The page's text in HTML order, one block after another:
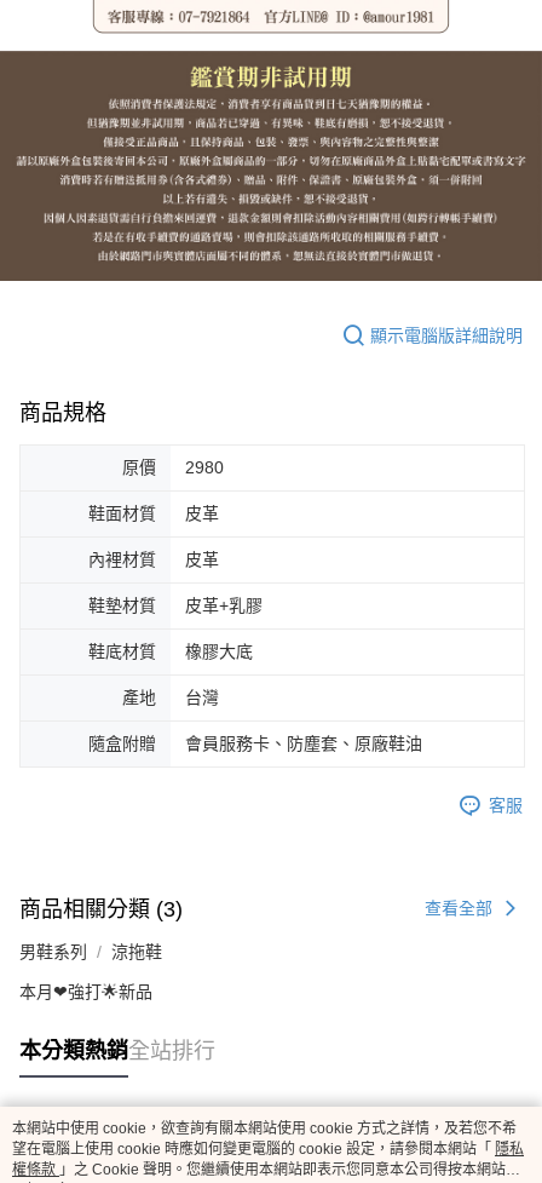
顯示電腦版詳細說明
商品規格
原價 2980
鞋面材質 皮革
內裡材質 皮革
鞋墊材質 皮革+乳膠
鞋底材質 橡膠大底
產地 台灣
隨盒附贈 會員服務卡、防塵套、原廠鞋油
客服
商品相關分類 (3) 查看全部
男鞋系列 涼拖鞋
本月❤強打🌟新品
本分類熱銷全站排行
熱門標籤
本網站中使用 cookie，欲查詢有關本網站使用 cookie 方式之詳情，及若您不希
望在電腦上使用 cookie 時應如何變更電腦的 cookie 設定，請參閱本網站「 隱私
權條款 」之 Cookie 聲明。您繼續使用本網站即表示您同意本公司得按本網站使